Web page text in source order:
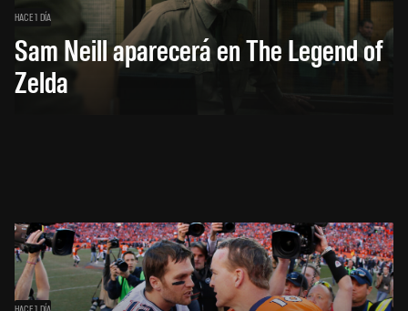
HACE 1 DÍA
Sam Neill aparecerá en The Legend of
Zelda